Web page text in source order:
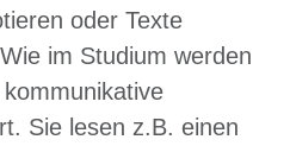
oder Texte
im Studium werden
Sie lesen z.B. einen